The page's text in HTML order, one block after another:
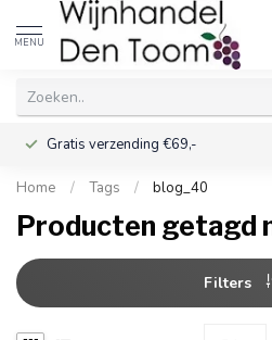
MENU
Gratis verzending €69,-
Home / Tags / blog_40
Producten getagd
Filters